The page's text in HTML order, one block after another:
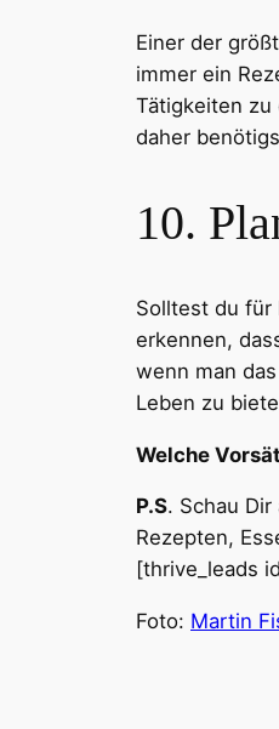
Einer der
immer ein
Tätigkeiten zu
daher
10.
Solltest du für
erkennen,
wenn man
Leben zu
Welche
P.S. Schau
Rezepten,
[thrive_leads
Foto: Martin